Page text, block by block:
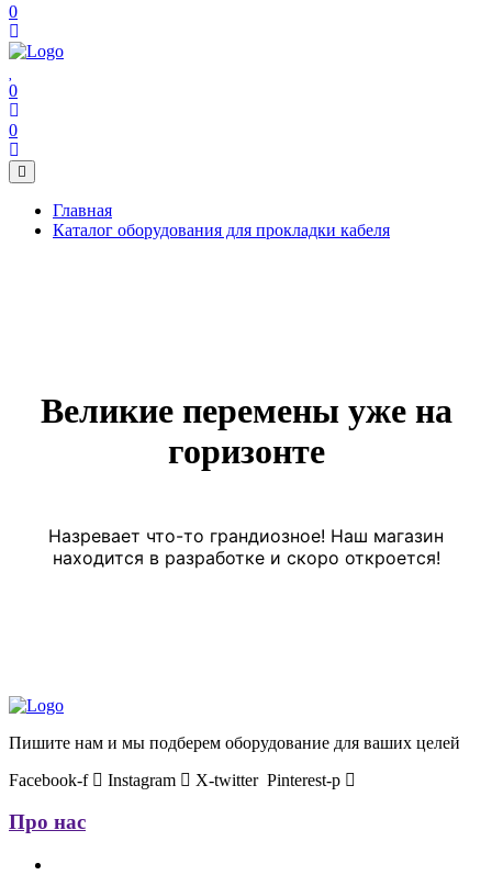
0
0
0
Главная
Каталог оборудования для прокладки кабеля
Великие перемены уже на
горизонте
Назревает что-то грандиозное! Наш магазин
находится в разработке и скоро откроется!
Пишите нам и мы подберем оборудование для ваших целей
Facebook-f
Instagram X-twitter Pinterest-p
Про нас